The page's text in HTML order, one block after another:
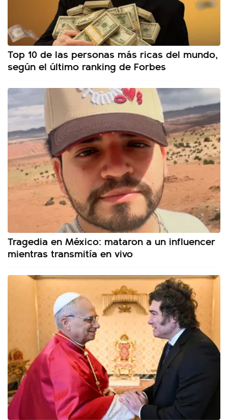
Top 10 de las personas más ricas del mundo,
según el último ranking de Forbes
Tragedia en México: mataron a un influencer
mientras transmitía en vivo